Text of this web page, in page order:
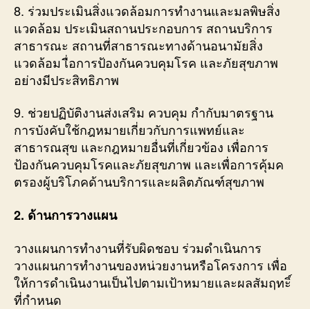
8. ร่วมประเมินสิ่งแวดล้อมการทำงานและมลพิษสิ่ง
แวดล้อม ประเมินสถานประกอบการ สถานบริการ
สาธารณะ สถานที่สาธารณะทางด้านอนามัยสิ่ง
แวดล้อม เื่อการป้องกันควบคุมโรค และภัยสุขภาพ
อย่างมีประสิทธิภาพ
9. ช่วยปฏิบัติงานส่งเสริม ควบคุม กำกับมาตรฐาน
การบังคับใช้กฎหมายเกี่ยวกับการแพทย์และ
สาธารณสุข และกฎหมายอื่นที่เกี่ยวข้อง เพื่อการ
ป้องกันควบคุมโรคและภัยสุขภาพ และเพื่อการคุ้มค
ตรองผู้บริโภคด้านบริการและผลิตภัณฑ์สุขภาพ
2. ด้านการวางแผน
วางแผนการทำงานที่รับผิดชอบ ร่วมดำเนินการ
วางแผนการทำงานของหน่วยงานหรือโครงการ เพื่อ
ให้การดำเนินงานเป็นไปตามเป้าหมายและผลสัมฤทะิ์
ที่กำหนด